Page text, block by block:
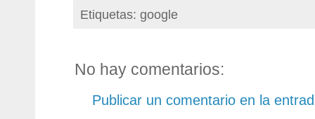
Etiquetas: google
No hay comentarios:
Publicar un comentario en la